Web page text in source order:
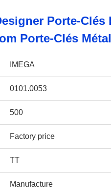
Porte-Clés
Porte-Clés
IMEGA
0101.0053
500
Factory price
TT
Manufacture